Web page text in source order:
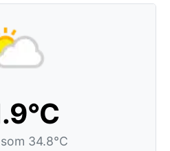
34.8°C